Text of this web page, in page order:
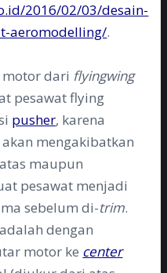
2016/02/03/desain-
aeromodelling/.
motor dari flyingwing
pesawat flying
pusher, karena
mengakibatkan
maupun
pesawat menjadi
sebelum di-trim.
dengan
motor ke center